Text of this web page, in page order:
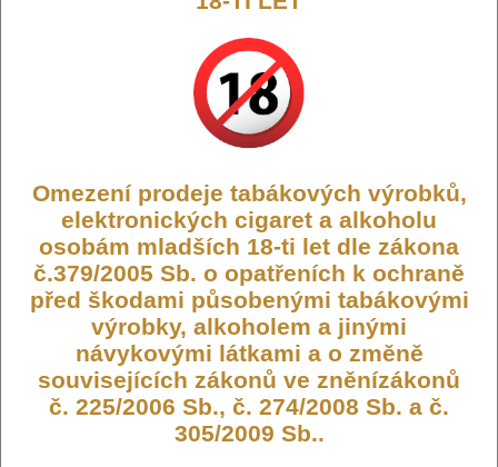
JEC-OXVA-SSTICK-CB
249,- KČ
DO KOŠÍKU
OXVA SLIMSTICK elektronická
cigareta 1500mAh Classic Tobacco
20mg Black color CZ
Omezení prodeje tabákových výrobků,
elektronických cigaret a alkoholu
osobám mladších 18-ti let dle zákona
č.379/2005 Sb. o opatřeních k ochraně
před škodami působenými tabákovými
výrobky, alkoholem a jinými
návykovými látkami a o změně
souvisejících zákonů ve zněnízákonů
č. 225/2006 Sb., č. 274/2008 Sb. a č.
305/2009 Sb..